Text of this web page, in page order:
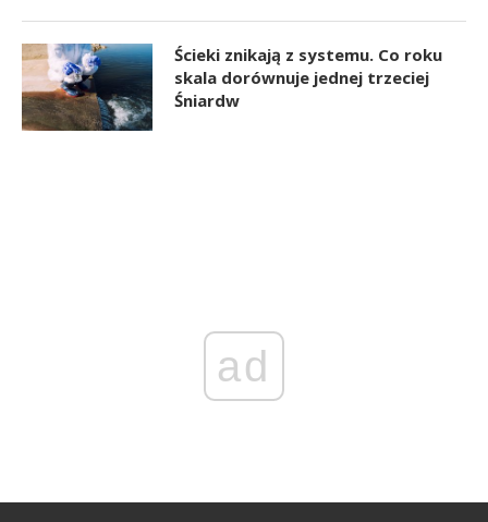
Ścieki znikają z systemu. Co roku
skala dorównuje jednej trzeciej
Śniardw
ad